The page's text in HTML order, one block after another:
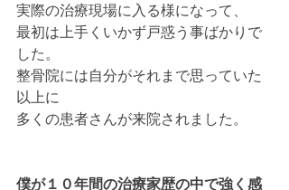
実際の治療現場に入る様になって、
最初は上手くいかず戸惑う事ばかりで
した。
整骨院には自分がそれまで思っていた
以上に
多くの患者さんが来院されました。
僕が１０年間の治療家歴の中で強く感